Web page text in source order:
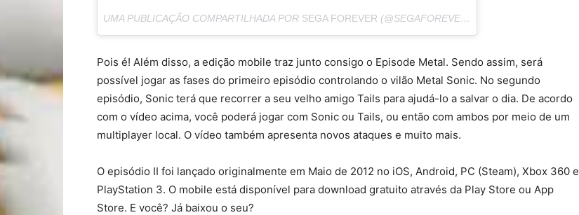
UMA PUBLICAÇÃO COMPARTILHADA POR SEGA FOREVER (@SEGAFOREVER) EM
Pois é! Além disso, a edição mobile traz junto consigo o Episode Metal. Sendo assim, será
possível jogar as fases do primeiro episódio controlando o vilão Metal Sonic. No segundo
episódio, Sonic terá que recorrer a seu velho amigo Tails para ajudá-lo a salvar o dia. De acordo
com o vídeo acima, você poderá jogar com Sonic ou Tails, ou então com ambos por meio de um
multiplayer local. O vídeo também apresenta novos ataques e muito mais.
O episódio II foi lançado originalmente em Maio de 2012 no iOS, Android, PC (Steam), Xbox 360 e
PlayStation 3. O mobile está disponível para download gratuito através da Play Store ou App
Store. E você? Já baixou o seu?